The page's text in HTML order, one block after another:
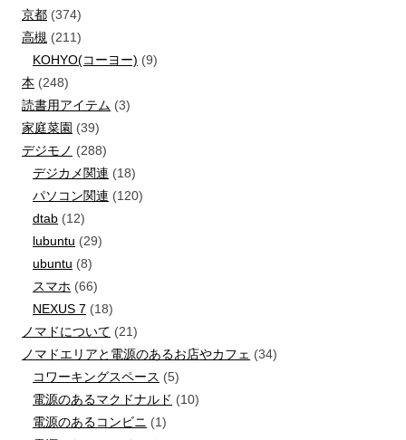
京都 (374)
高槻 (211)
KOHYO(コーヨー) (9)
本 (248)
読書用アイテム (3)
家庭菜園 (39)
デジモノ (288)
デジカメ関連 (18)
パソコン関連 (120)
dtab (12)
lubuntu (29)
ubuntu (8)
スマホ (66)
NEXUS 7 (18)
ノマドについて (21)
ノマドエリアと電源のあるお店やカフェ (34)
コワーキングスペース (5)
電源のあるマクドナルド (10)
電源のあるコンビニ (1)